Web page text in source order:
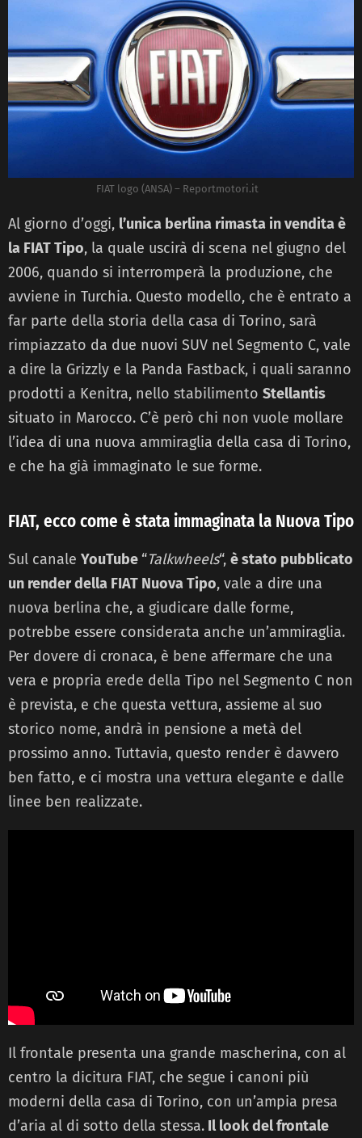
FIAT logo (ANSA) – Reportmotori.it
Al giorno d’oggi, l’unica berlina rimasta in vendita è
la FIAT Tipo, la quale uscirà di scena nel giugno del
2006, quando si interromperà la produzione, che
avviene in Turchia. Questo modello, che è entrato a
far parte della storia della casa di Torino, sarà
rimpiazzato da due nuovi SUV nel Segmento C, vale
a dire la Grizzly e la Panda Fastback, i quali saranno
prodotti a Kenitra, nello stabilimento Stellantis
situato in Marocco. C’è però chi non vuole mollare
l’idea di una nuova ammiraglia della casa di Torino,
e che ha già immaginato le sue forme.
FIAT, ecco come è stata immaginata la Nuova Tipo
Sul canale YouTube“Talkwheels“, è stato pubblicato
un render della FIAT Nuova Tipo, vale a dire una
nuova berlina che, a giudicare dalle forme,
potrebbe essere considerata anche un’ammiraglia.
Per dovere di cronaca, è bene affermare che una
vera e propria erede della Tipo nel Segmento C non
è prevista, e che questa vettura, assieme al suo
storico nome, andrà in pensione a metà del
prossimo anno. Tuttavia, questo render è davvero
ben fatto, e ci mostra una vettura elegante e dalle
linee ben realizzate.
Il frontale presenta una grande mascherina, con al
centro la dicitura FIAT, che segue i canoni più
moderni della casa di Torino, con un’ampia presa
d’aria al di sotto della stessa. Il look del frontale